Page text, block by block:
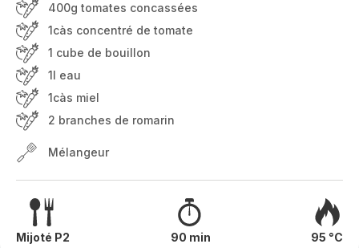
400g tomates concassées
1càs concentré de tomate
1 cube de bouillon
1l eau
1càs miel
2 branches de romarin
Mélangeur
Mijoté P2 90 min 95 °C